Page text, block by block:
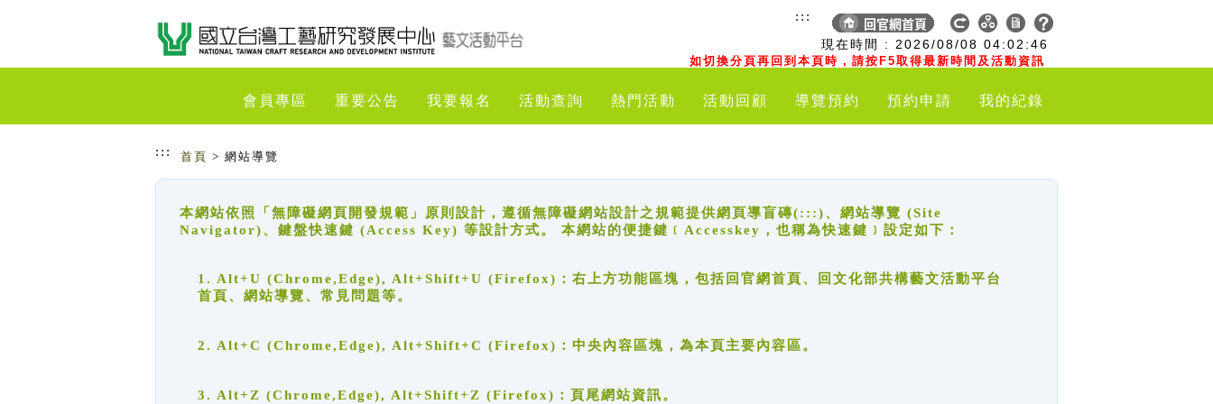
現在時間 : 2026/08/08 04:02:47
如切換分頁再回到本頁時，請按F5取得最新時間及活動資訊
:::
會員專區 重要公告 我要報名 活動查詢 熱門活動 活動回顧 導覽預約 預約申請 我的紀錄
::: 首頁 > 網站導覽
本網站依照「無障礙網頁開發規範」原則設計，遵循無障礙網站設計之規範提供網頁導盲磚(:::)、網站導覽 (Site
Navigator)、鍵盤快速鍵 (Access Key) 等設計方式。 本網站的便捷鍵﹝Accesskey，也稱為快速鍵﹞設定如下：
1. Alt+U (Chrome,Edge), Alt+Shift+U (Firefox)：右上方功能區塊，包括回官網首頁、回文化部共構藝文活動平台
首頁、網站導覽、常見問題等。
2. Alt+C (Chrome,Edge), Alt+Shift+C (Firefox)：中央內容區塊，為本頁主要內容區。
3. Alt+Z (Chrome,Edge), Alt+Shift+Z (Firefox)：頁尾網站資訊。